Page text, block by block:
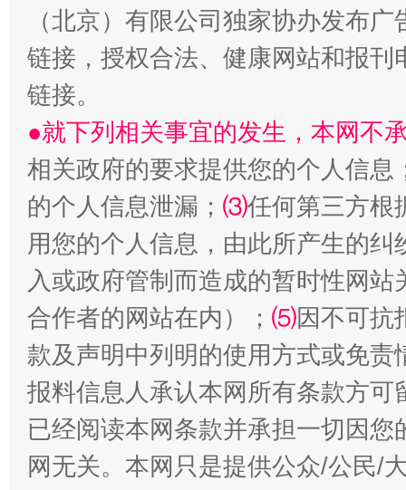
揭开“小金库”的免责幌子
受贿1.44亿！段成刚被判无期 从幼
（北京）有限公司独家协办发布
链接，授权合法、健康网站和报
链接。
●就下列相关事宜的发生，本网不
相关政府的要求提供您的个人信息
的个人信息泄漏； ⑶任何第三方根
用您的个人信息，由此所产生的纠
入或政府管制而造成的暂时性网
合作者的网站在内）； ⑸因不可抗
款及声明中列明的使用方式或免责
报料信息人承认本网所有条款方
已经阅读本网条款并承担一切因
网无关。本网只是提供公众/公民/